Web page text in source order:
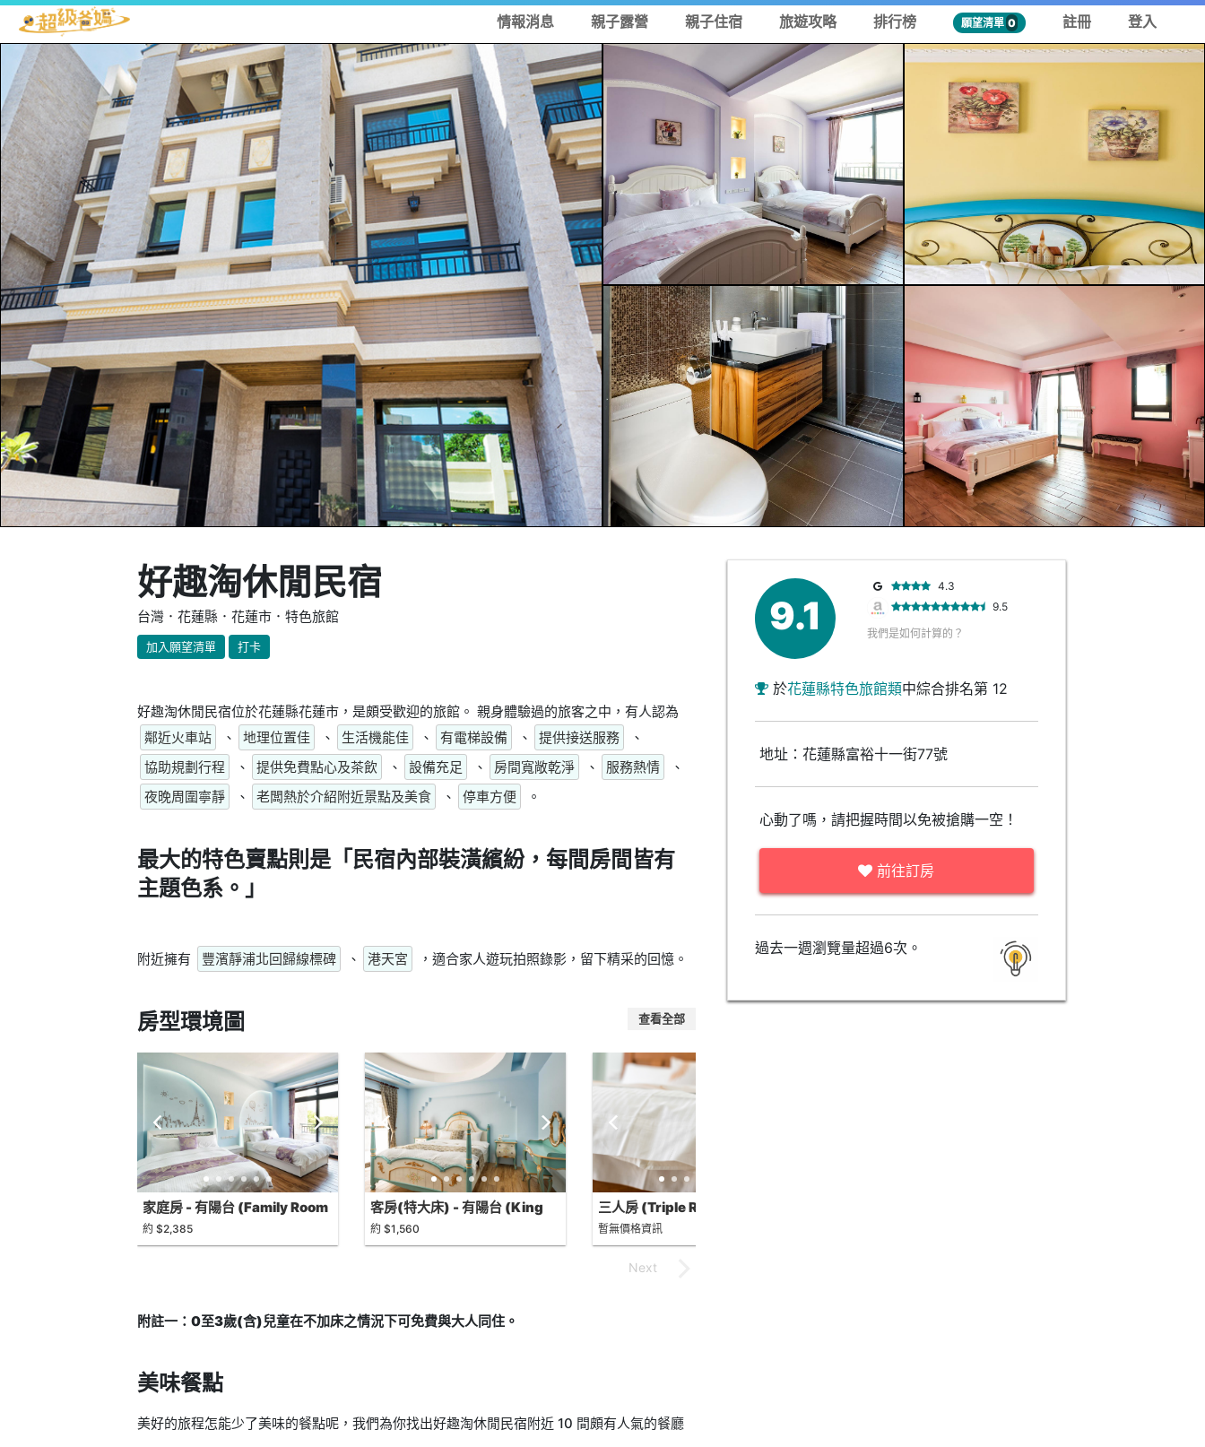
情報消息 親子露營 親子住宿 旅遊攻略 排行榜 願望清單 0 註冊 登入
好趣淘休閒民宿
台灣．花蓮縣．花蓮市．特色旅館
加入願望清單 打卡
好趣淘休閒民宿位於花蓮縣花蓮市，是頗受歡迎的旅館。 親身體驗過的旅客之中，有人認為
鄰近火車站
、 地理位置佳 、 生活機能佳 、 有電梯設備 、 提供接送服務
、
協助規劃行程
、 提供免費點心及茶飲 、 設備充足 、 房間寬敞乾淨 、 服務熱情
、
夜晚周圍寧靜
、 老闆熱於介紹附近景點及美食 、 停車方便 。
最大的特色賣點則是「民宿內部裝潢繽紛，每間房間皆有
主題色系。」
附近擁有 豐濱靜浦北回歸線標碑 、 港天宮 ，適合家人遊玩拍照錄影，留下精采的回憶。
房型環境圖 查看全部
家庭房 - 有陽台 (Family Room
with Balcony)
約 $2,385
客房(特大床) - 有陽台 (King
Room with Balcony)
約 $1,560
三人房 (Triple Room)
暫無價格資訊
附註一：0至3歲(含)兒童在不加床之情況下可免費與大人同住。
美味餐點
美好的旅程怎能少了美味的餐點呢，我們為你找出好趣淘休閒民宿附近 10 間頗有人氣的餐廳
9.1
4.3
9.5
我們是如何計算的？
於花蓮縣特色旅館類中綜合排名第 12
地址：花蓮縣富裕十一街77號
心動了嗎，請把握時間以免被搶購一空！
前往訂房
過去一週瀏覽量超過6次。